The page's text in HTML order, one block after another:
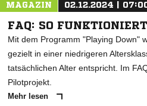
MAGAZIN 02.12.2024 |
FAQ: SO
Mit dem Programm "Playing Down"
gezielt in einer niedrigeren
tatsächlichen Alter entspricht. Im
Pilotprojekt.
Mehr lesen